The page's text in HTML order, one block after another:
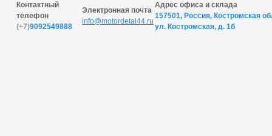
Контактный
телефон
(+7)9092549888
Электронная почта
info@motordetal44.ru
Адрес офиса и склада
157501, Россия, Костромская
ул. Костромская, д. 1б